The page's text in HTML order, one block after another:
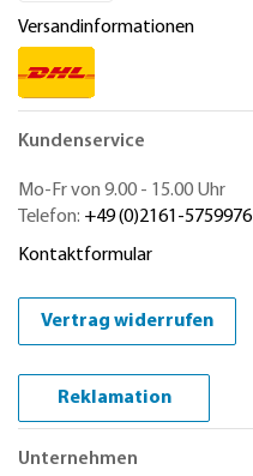
Versandinformationen
Kundenservice
Mo-Fr von 9.00 - 15.00 Uhr
Telefon: +49 (0)2161-5759976
Kontaktformular
Vertrag widerrufen
Reklamation
Unternehmen